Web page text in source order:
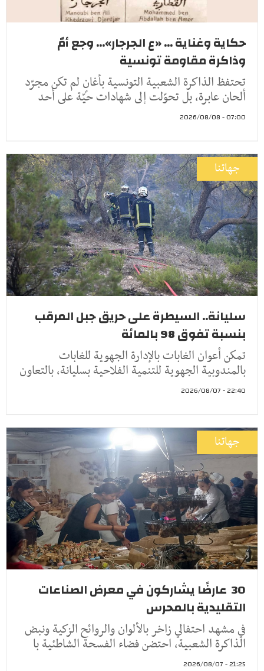
حكاية وغناية ... «ع الجرجار»... وجع أمّ
وذاكرة مقاومة تونسية
تحتفظ الذاكرة الشعبية التونسية بأغانٍ لم تكن مجرّد
ألحان عابرة، بل تحوّلت إلى شهادات حيّة على أحد
07:00 - 2026/08/08
جهاتنا
سليانة.. السيطرة على حريق جبل المرقب
بنسبة تفوق 98 بالمائة
تمكن أعوان الغابات بالإدارة الجهوية للغابات
بالمندوبية الجهوية للتنمية الفلاحية بسليانة، بالتعاون
22:40 - 2026/08/07
جهاتنا
30 عارضًا يشاركون في معرض الصناعات
التقليدية بالمحرس
في مشهد احتفالي زاخر بالألوان والروائح الزكية ونبض
الذاكرة الشعبية، احتضن فضاء الفسحة الشاطئية با
21:25 - 2026/08/07